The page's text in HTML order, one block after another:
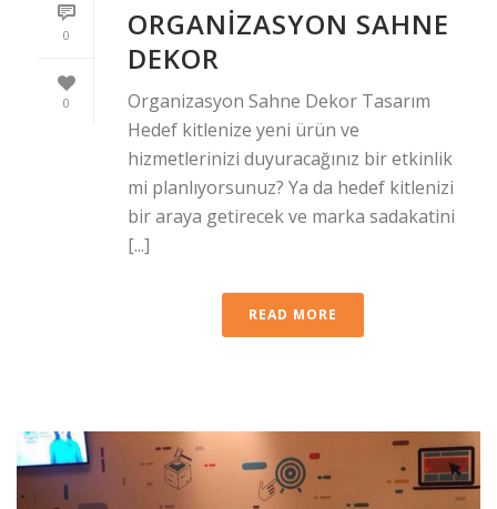
0
0
ORGANIZASYON SAHNE
DEKOR
Organizasyon Sahne Dekor Tasarım
Hedef kitlenize yeni ürün ve
hizmetlerinizi duyuracağınız bir etkinlik
mi planlıyorsunuz? Ya da hedef kitlenizi
bir araya getirecek ve marka sadakatini
[...]
READ MORE